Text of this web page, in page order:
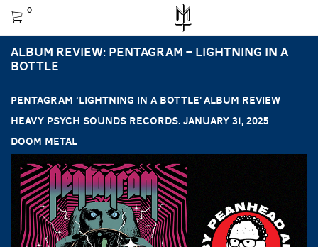
0
ALBUM REVIEW: PENTAGRAM – LIGHTNING IN A
BOTTLE
PENTAGRAM ‘Lightning In A Bottle’ ALBUM REVIEW
Heavy Psych Sounds Records. January 31, 2025
Doom metal